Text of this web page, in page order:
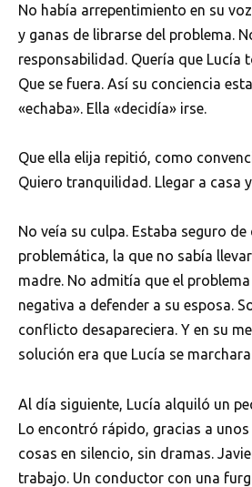
No había arrepentimiento en su
y ganas de librarse del problema.
responsabilidad. Quería que Lucía
Que se fuera. Así su conciencia
«echaba». Ella «decidía» irse.
Que ella elija repitió, como
Quiero tranquilidad. Llegar a casa
No veía su culpa. Estaba seguro de
problemática, la que no sabía
madre. No admitía que el
negativa a defender a su esposa.
conflicto desapareciera. Y en su
solución era que Lucía se
Al día siguiente, Lucía alquiló un
Lo encontró rápido, gracias a
cosas en silencio, sin dramas.
trabajo. Un conductor con una